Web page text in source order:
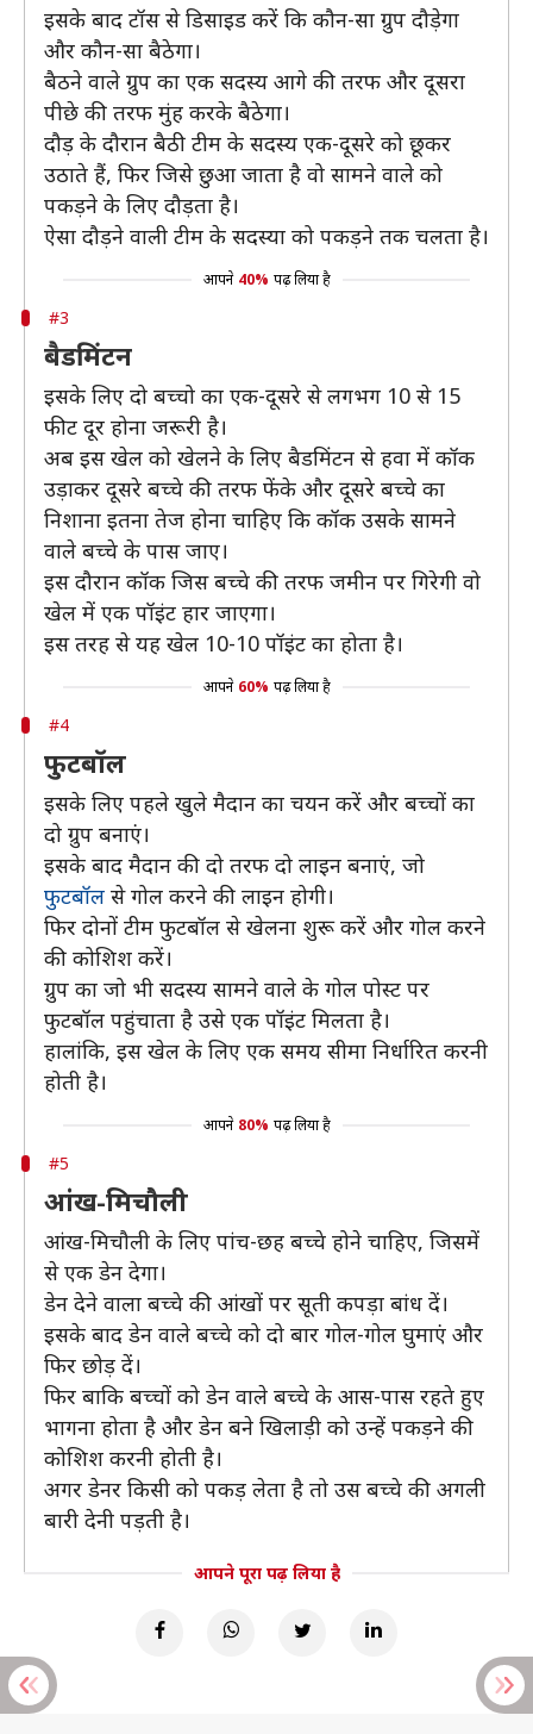
इसके बाद टॉस से डिसाइड करें कि कौन-सा ग्रुप दौड़ेगा
और कौन-सा बैठेगा।
बैठने वाले ग्रुप का एक सदस्य आगे की तरफ और दूसरा
पीछे की तरफ मुंह करके बैठेगा।
दौड़ के दौरान बैठी टीम के सदस्य एक-दूसरे को छूकर
उठाते हैं, फिर जिसे छुआ जाता है वो सामने वाले को
पकड़ने के लिए दौड़ता है।
ऐसा दौड़ने वाली टीम के सदस्या को पकड़ने तक चलता है।
आपने 40% पढ़ लिया है
#3
बैडमिंटन
इसके लिए दो बच्चो का एक-दूसरे से लगभग 10 से 15
फीट दूर होना जरूरी है।
अब इस खेल को खेलने के लिए बैडमिंटन से हवा में कॉक
उड़ाकर दूसरे बच्चे की तरफ फेंके और दूसरे बच्चे का
निशाना इतना तेज होना चाहिए कि कॉक उसके सामने
वाले बच्चे के पास जाए।
इस दौरान कॉक जिस बच्चे की तरफ जमीन पर गिरेगी वो
खेल में एक पॉइंट हार जाएगा।
इस तरह से यह खेल 10-10 पॉइंट का होता है।
आपने 60% पढ़ लिया है
#4
फुटबॉल
इसके लिए पहले खुले मैदान का चयन करें और बच्चों का
दो ग्रुप बनाएं।
इसके बाद मैदान की दो तरफ दो लाइन बनाएं, जो
फुटबॉल से गोल करने की लाइन होगी।
फिर दोनों टीम फुटबॉल से खेलना शुरू करें और गोल करने
की कोशिश करें।
ग्रुप का जो भी सदस्य सामने वाले के गोल पोस्ट पर
फुटबॉल पहुंचाता है उसे एक पॉइंट मिलता है।
हालांकि, इस खेल के लिए एक समय सीमा निर्धारित करनी
होती है।
आपने 80% पढ़ लिया है
#5
आंख-मिचौली
आंख-मिचौली के लिए पांच-छह बच्चे होने चाहिए, जिसमें
से एक डेन देगा।
डेन देने वाला बच्चे की आंखों पर सूती कपड़ा बांध दें।
इसके बाद डेन वाले बच्चे को दो बार गोल-गोल घुमाएं और
फिर छोड़ दें।
फिर बाकि बच्चों को डेन वाले बच्चे के आस-पास रहते हुए
भागना होता है और डेन बने खिलाड़ी को उन्हें पकड़ने की
कोशिश करनी होती है।
अगर डेनर किसी को पकड़ लेता है तो उस बच्चे की अगली
बारी देनी पड़ती है।
आपने पूरा पढ़ लिया है